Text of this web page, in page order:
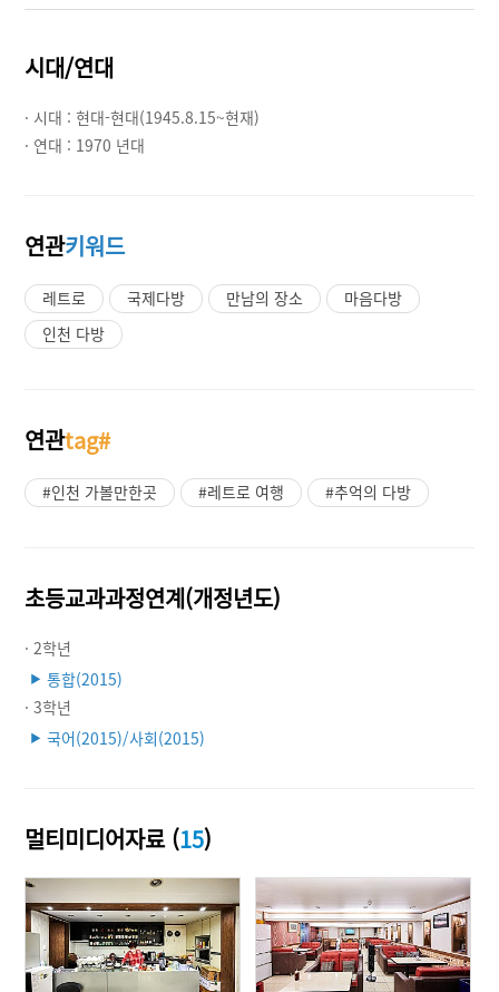
시대/연대
· 시대 :현대-현대(1945.8.15~현재)
· 연대 : 1970 년대
연관키워드
레트로 국제다방 만남의 장소
마음다방
인천 다방
연관tag#
#인천 가볼만한곳 #레트로 여행 #추억의 다방
초등교과과정연계(개정년도)
· 2학년
▶ 통합(2015)
· 3학년
▶ 국어(2015)/사회(2015)
멀티미디어자료 (15)